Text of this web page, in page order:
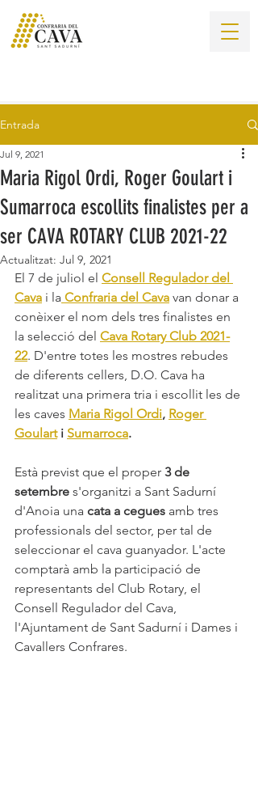
Entrada
Maria Rigol Ordi, Roger Goulart i
Sumarroca escollits finalistes per a
ser CAVA ROTARY CLUB 2021-22
Jul 9, 2021
Actualitzat: Jul 9, 2021
El 7 de juliol el Consell Regulador del
Cava i la Confraria del Cava van donar a
conèixer el nom dels tres finalistes en
la selecció del Cava Rotary Club 2021-
22. D'entre totes les mostres rebudes
de diferents cellers, D.O. Cava ha
realitzat una primera tria i escollit les de
les caves Maria Rigol Ordi, Roger
Goulart i Sumarroca.
Està previst que el proper 3 de
setembre s'organitzi a Sant Sadurní
d'Anoia una cata a cegues amb tres
professionals del sector, per tal de
seleccionar el cava guanyador. L'acte
comptarà amb la participació de
representants del Club Rotary, el
Consell Regulador del Cava,
l'Ajuntament de Sant Sadurní i Dames i
Cavallers Confrares.